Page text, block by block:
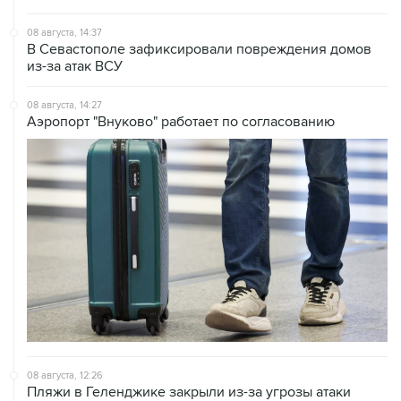
08 августа, 14:37
В Севастополе зафиксировали повреждения домов
из-за атак ВСУ
08 августа, 14:27
Аэропорт "Внуково" работает по согласованию
08 августа, 12:26
Пляжи в Геленджике закрыли из-за угрозы атаки